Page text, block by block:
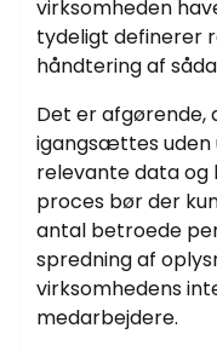
virksomheden
tydeligt definerer
håndtering af
Det er
igangsættes uden
relevante data og
proces bør der
antal betroede
spredning af
virksomhedens
medarbejdere.